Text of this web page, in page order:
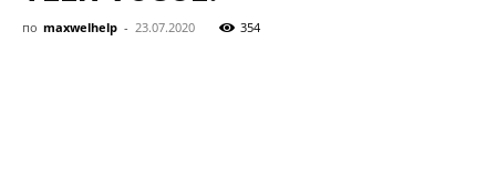
по maxwelhelp - 23.07.2020 354